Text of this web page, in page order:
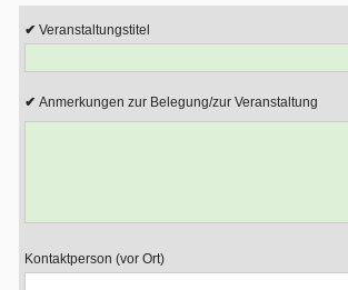
Veranstaltungstitel
Anmerkungen zur Belegung/zur Veranstaltung
Kontaktperson (vor Ort)